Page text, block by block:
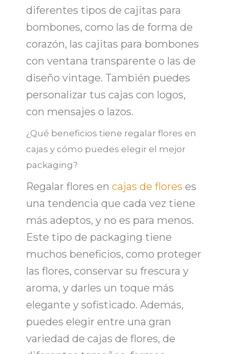
diferentes tipos de cajitas para
bombones, como las de forma de
corazón, las cajitas para bombones
con ventana transparente o las de
diseño vintage. También puedes
personalizar tus cajas con logos,
con mensajes o lazos.
¿Qué beneficios tiene regalar flores en
cajas y cómo puedes elegir el mejor
packaging?
Regalar flores en cajas de flores es
una tendencia que cada vez tiene
más adeptos, y no es para menos.
Este tipo de packaging tiene
muchos beneficios, como proteger
las flores, conservar su frescura y
aroma, y darles un toque más
elegante y sofisticado. Además,
puedes elegir entre una gran
variedad de cajas de flores, de